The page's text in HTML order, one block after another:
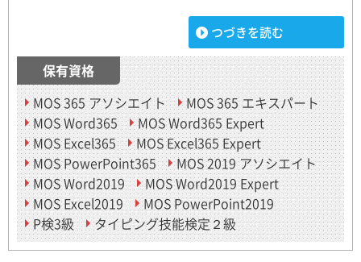
つづきを読む
保有資格
MOS 365 アソシエイト
MOS 365 エキスパート
MOS Word365
MOS Word365 Expert
MOS Excel365
MOS Excel365 Expert
MOS PowerPoint365
MOS 2019 アソシエイト
MOS Word2019
MOS Word2019 Expert
MOS Excel2019
MOS PowerPoint2019
P検3級
タイピング技能検定２級